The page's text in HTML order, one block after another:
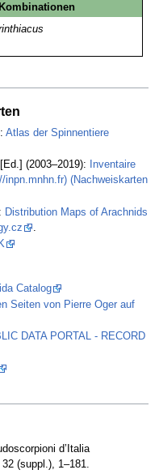
Atlas der Spinnentiere
[Ed.] (2003–2019):
Inventaire
inpn.mnhn.fr) (Nachweiskarten
Distribution Maps of Arachnids
Catalog
Seiten von Pierre Oger auf
DATA PORTAL - RECORD
d’Italia
32 (suppl.), 1–181.